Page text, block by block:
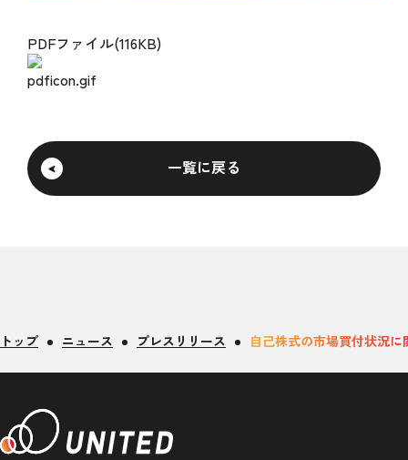
PDFファイル(116KB)
一覧に戻る
トップ ニュース プレスリリース 自己株式の市場買付状況に